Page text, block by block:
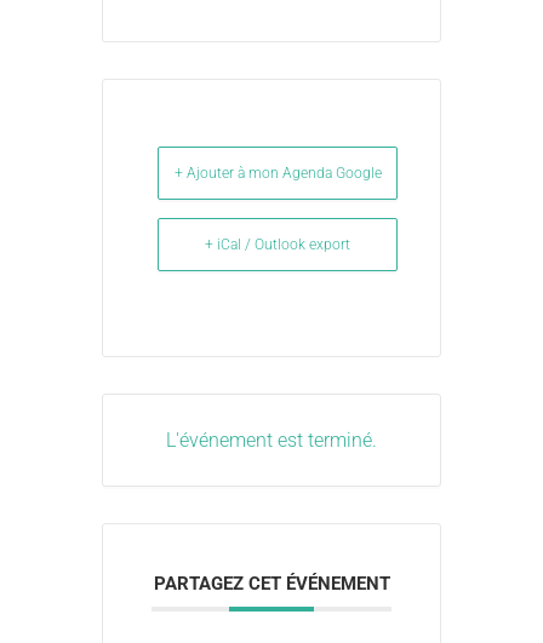
+ Ajouter à mon Agenda Google
+ iCal / Outlook export
L'événement est terminé.
PARTAGEZ CET ÉVÉNEMENT